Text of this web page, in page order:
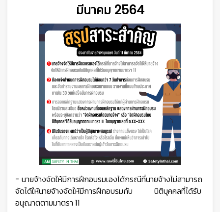
มีนาคม 2564
- นายจ้างจัดให้มีการฝึกอบรมเองได้กรณีที่นายจ้างไม่สามารถ
จัดได้ให้นายจ้างจัดให้มีการฝึกอบรมกับ นิติบุคคลที่ได้รับ
อนุญาตตามมาตรา 11